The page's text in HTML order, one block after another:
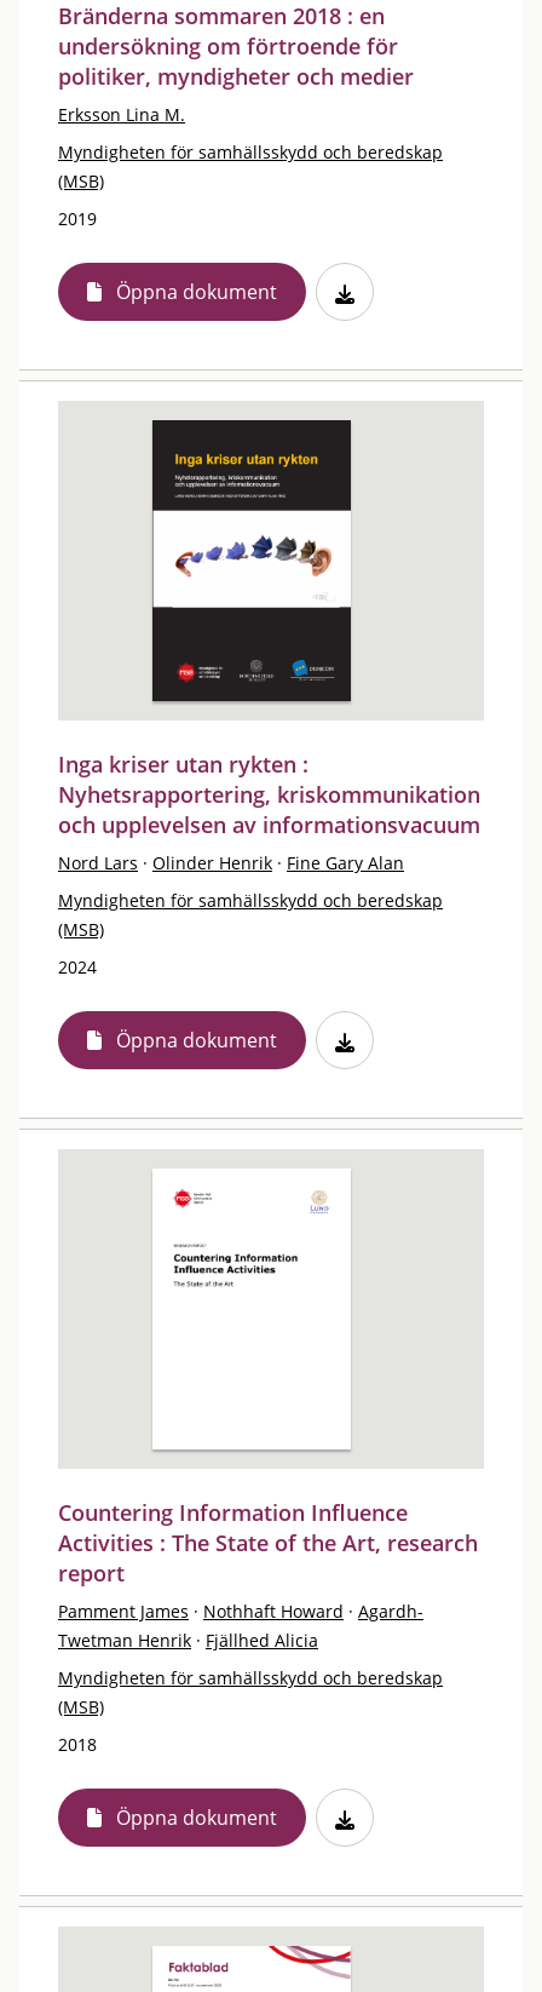
Bränderna sommaren 2018 : en
undersökning om förtroende för
politiker, myndigheter och medier
Erksson Lina M.
Myndigheten för samhällsskydd och beredskap
(MSB)
2019
Öppna dokument
Inga kriser utan rykten :
Nyhetsrapportering, kriskommunikation
och upplevelsen av informationsvacuum
Nord Lars · Olinder Henrik · Fine Gary Alan
Myndigheten för samhällsskydd och beredskap
(MSB)
2024
Öppna dokument
Countering Information Influence
Activities : The State of the Art, research
report
Pamment James · Nothhaft Howard · Agardh-
Twetman Henrik · Fjällhed Alicia
Myndigheten för samhällsskydd och beredskap
(MSB)
2018
Öppna dokument